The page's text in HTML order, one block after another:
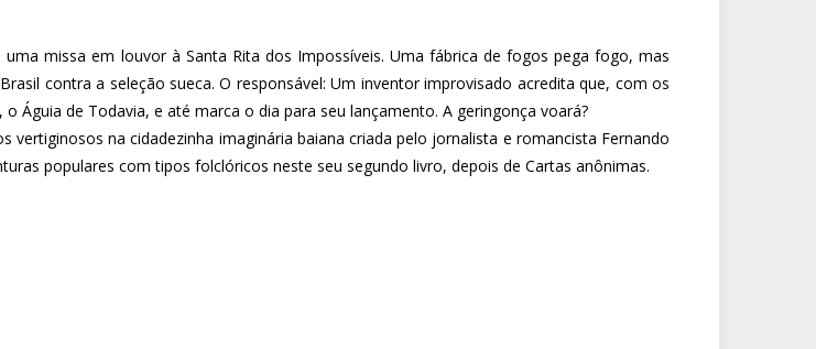
missa em louvor à Santa Rita dos Impossíveis. Uma fábrica de fogos pega fogo, mas
contra a seleção sueca. O responsável: Um inventor improvisado acredita que, com os
de Todavia, e até marca o dia para seu lançamento. A geringonça voará?
na cidadezinha imaginária baiana criada pelo jornalista e romancista Fernando
populares com tipos folclóricos neste seu segundo livro, depois de Cartas anônimas.